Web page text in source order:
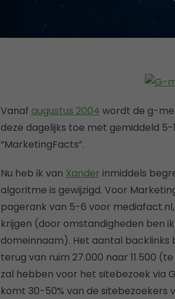
Vanaf augustus 2004 wordt de g-
deze dagelijks toe met gemiddeld
“MarketingFacts”.
Nu heb ik van Xander inmiddels
algoritme is gewijzigd. Voor
pagerank van 5-6 voor
krijgen (door omstandigheden ben
domeinnaam). Het aantal backlinks
terug van ruim 27.000 naar 11.500
zal hebben voor het sitebezoek via
komt 30-50% van de sitebezoekers